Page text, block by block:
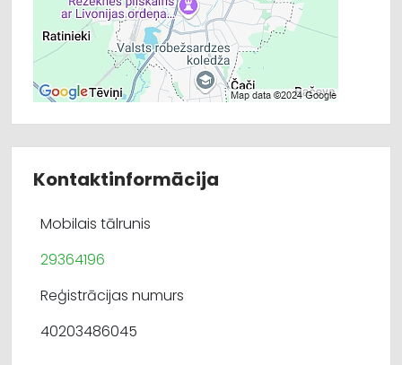
Kontaktinformācija
Mobilais tālrunis
29364196
Reģistrācijas numurs
40203486045